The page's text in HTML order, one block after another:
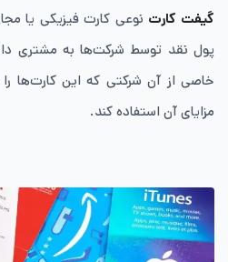
گیفت کارت نوعی کارت فیزیکی یا
خاصی از آن شرکتی که این کارت‌ها را
مزایای آن استفاده کند.